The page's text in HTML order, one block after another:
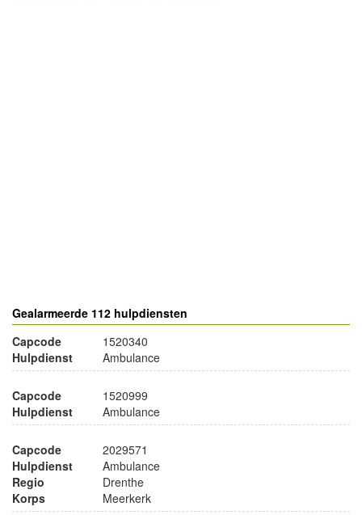
Gealarmeerde 112 hulpdiensten
Capcode
1520340
Hulpdienst
Ambulance
Capcode
1520999
Hulpdienst
Ambulance
Capcode
2029571
Hulpdienst
Ambulance
Regio
Drenthe
Korps
Meerkerk